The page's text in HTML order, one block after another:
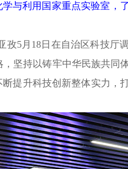
与利用国家重点实验室，
5月18日在自治区科技厅
坚持以铸牢中华民族共同
提升科技创新整体实力，